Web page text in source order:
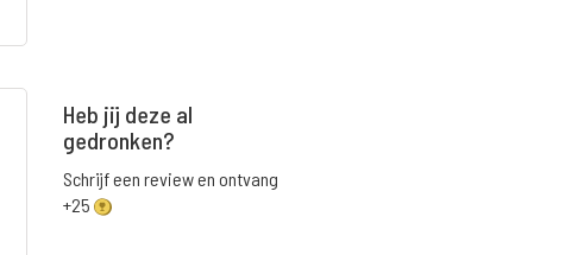
Heb jij deze al
gedronken?
Schrijf een review en ontvang
+25